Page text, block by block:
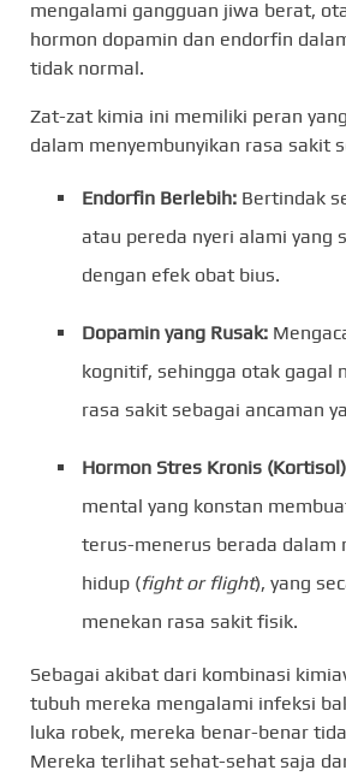
mengalami gangguan jiwa berat,
hormon dopamin dan endorfin
tidak normal.
Zat-zat kimia ini memiliki peran
dalam menyembunyikan rasa sakit
Endorfin Berlebih: Bertindak
atau pereda nyeri alami yang
dengan efek obat bius.
Dopamin yang Rusak:
kognitif, sehingga otak gagal
rasa sakit sebagai ancaman
Hormon Stres Kronis
mental yang konstan
terus-menerus berada dalam
hidup (fight or flight), yang
menekan rasa sakit fisik.
Sebagai akibat dari kombinasi
tubuh mereka mengalami infeksi
luka robek, mereka benar-benar
Mereka terlihat sehat-sehat saja